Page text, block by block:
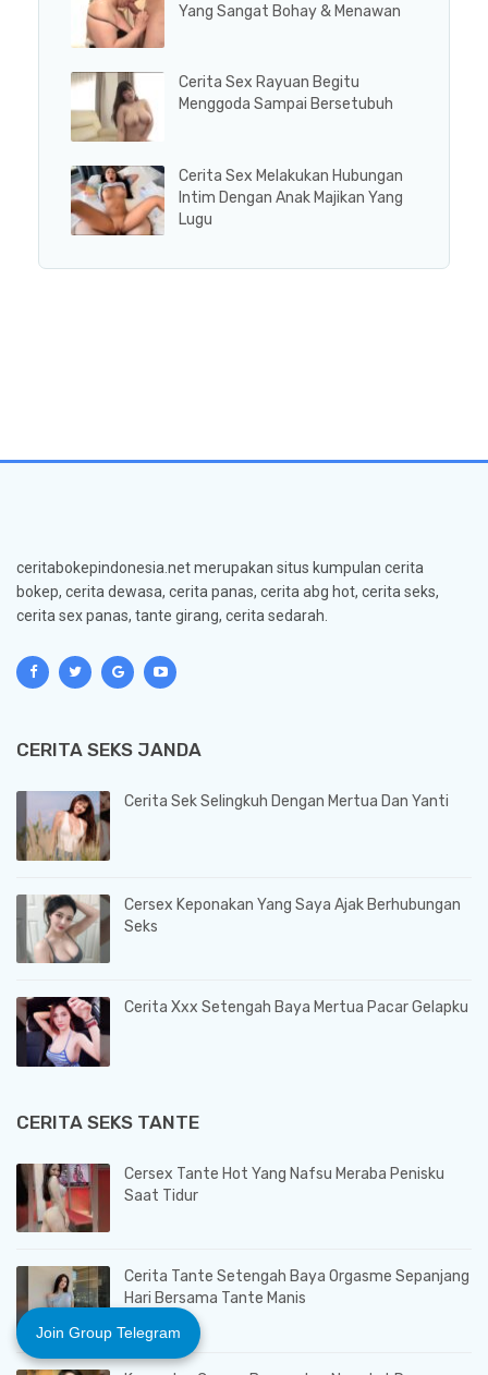
Yang Sangat Bohay & Menawan
Cerita Sex Rayuan Begitu
Menggoda Sampai Bersetubuh
Cerita Sex Melakukan Hubungan
Intim Dengan Anak Majikan Yang
Lugu
ceritabokepindonesia.net merupakan situs kumpulan cerita
bokep, cerita dewasa, cerita panas, cerita abg hot, cerita seks,
cerita sex panas, tante girang, cerita sedarah.
CERITA SEKS JANDA
Cerita Sek Selingkuh Dengan Mertua Dan Yanti
Cersex Keponakan Yang Saya Ajak Berhubungan
Seks
Cerita Xxx Setengah Baya Mertua Pacar Gelapku
CERITA SEKS TANTE
Cersex Tante Hot Yang Nafsu Meraba Penisku
Saat Tidur
Cerita Tante Setengah Baya Orgasme Sepanjang
Hari Bersama Tante Manis
Join Group Telegram